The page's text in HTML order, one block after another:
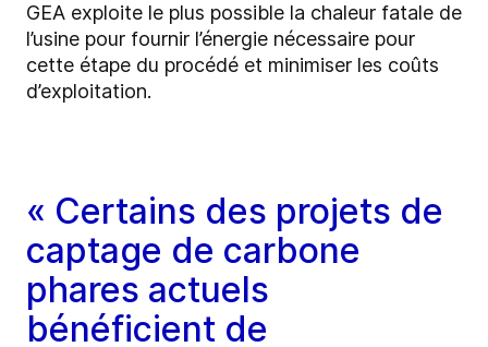
GEA exploite le plus possible la chaleur fatale de
l’usine pour fournir l’énergie nécessaire pour
cette étape du procédé et minimiser les coûts
d’exploitation.
« Certains des projets de
captage de carbone
phares actuels
bénéficient de